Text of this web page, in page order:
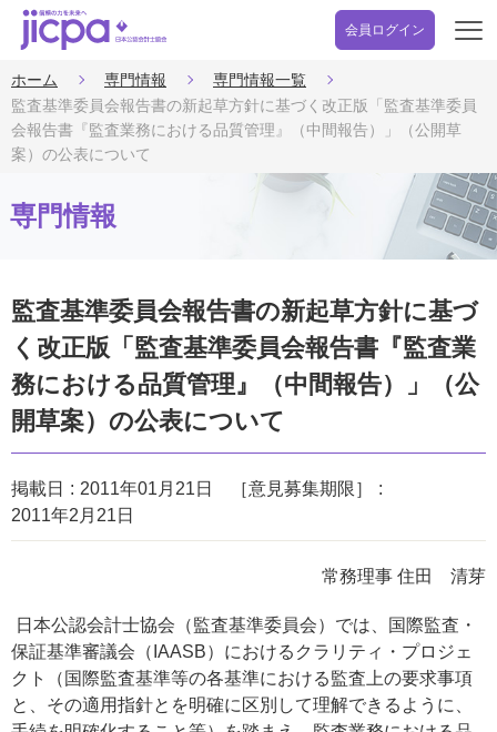
会員ログイン
開
ホーム 専門情報
専門情報一覧
監査基準委員会報告書の新起草方針に基づく改正版「監査基準委員
会報告書『監査業務における品質管理』（中間報告）」（公開草
案）の公表について
専門情報
監査基準委員会報告書の新起草方針に基づ
く改正版「監査基準委員会報告書『監査業
務における品質管理』（中間報告）」（公
開草案）の公表について
掲載日 2011年01月21日
［意見募集期限］
2011年2月21日
常務理事 住田 清芽
日本公認会計士協会（監査基準委員会）では、国際監査・
保証基準審議会（IAASB）におけるクラリティ・プロジェ
クト（国際監査基準等の各基準における監査上の要求事項
と、その適用指針とを明確に区別して理解できるように、